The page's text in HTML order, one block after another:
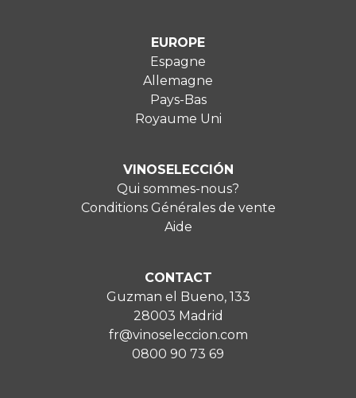
EUROPE
Espagne
Allemagne
Pays-Bas
Royaume Uni
VINOSELECCIÓN
Qui sommes-nous?
Conditions Générales de vente
Aide
CONTACT
Guzman el Bueno, 133
28003 Madrid
fr@vinoseleccion.com
0800 90 73 69